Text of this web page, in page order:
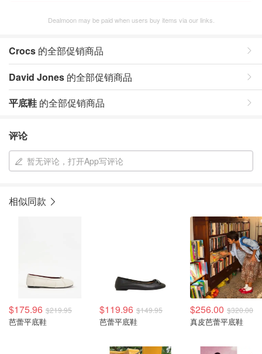
Dealmoon may be paid when users buy items via our links.
Crocs 的全部促销商品
David Jones 的全部促销商品
平底鞋 的全部促销商品
评论
暂无评论，打开App写评论
相似同款
$175.96 $219.95
芭蕾平底鞋
$119.96 $149.95
芭蕾平底鞋
$256.00 $320.00
真皮芭蕾平底鞋